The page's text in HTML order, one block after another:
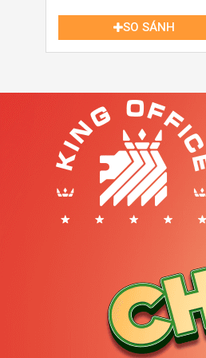
Kết nối dễ dàng đến
Metro số 2 dự kiến đi
SO SÁNH